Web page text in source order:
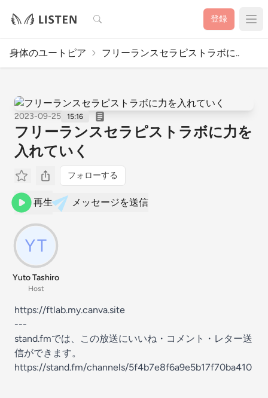
検索 登録
身体のユートピア フリーランスセラピストラボに..
2023-09-25 15:16
フリーランスセラピストラボに力を
入れていく
フォローする
再生 メッセージを送信
Yuto Tashiro
Host
https://ftlab.my.canva.site
---
stand.fmでは、この放送にいいね・コメント・レター送
信ができます。
https://stand.fm/channels/5f4b7e8f6a9e5b17f70ba410